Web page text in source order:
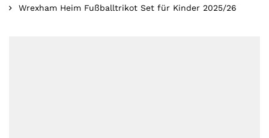
Wrexham Heim Fußballtrikot Set für Kinder 2025/26